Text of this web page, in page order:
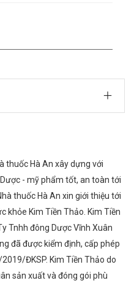
thuốc Hà An xây dựng với
- mỹ phẩm tốt, an toàn tới
thuốc Hà An xin giới thiệu tới
khỏe Kim Tiền Thảo. Kim Tiền
Tnhh đông Dược Vĩnh Xuân
đã được kiểm định, cấp phép
ĐKSP. Kim Tiền Thảo do
sản xuất và đóng gói phù